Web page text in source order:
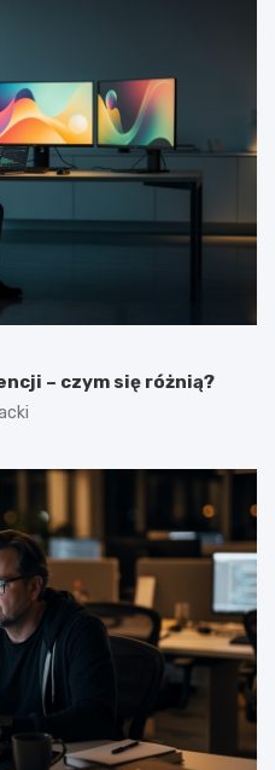
– czym się różnią?